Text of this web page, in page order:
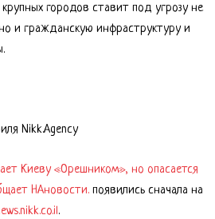
городов ставит под угрозу не
и гражданскую инфраструктуру и
Nikk.Agency
Киеву «Орешником», но опасается
НАновости. появились сначала на
.